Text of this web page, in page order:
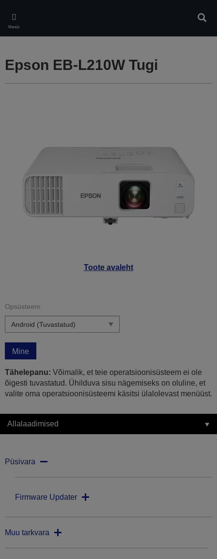
main
content
Menüü
Toote avaleht
Epson EB-L210W Tugi
Opsüsteem:
Mine
Tähelepanu: Võimalik, et teie operatsioonisüsteem ei ole
õigesti tuvastatud. Ühilduva sisu nägemiseks on oluline, et
valite oma operatsioonisüsteemi käsitsi ülalolevast menüüst.
Allalaadimised
Püsivara
Firmware Updater
Muu tarkvara